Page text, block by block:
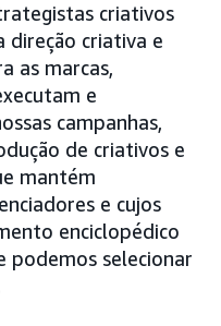
criativos
direção criativa e
as marcas,
e
campanhas,
de criativos e
mantém
e cujos
enciclopédico
podemos selecionar